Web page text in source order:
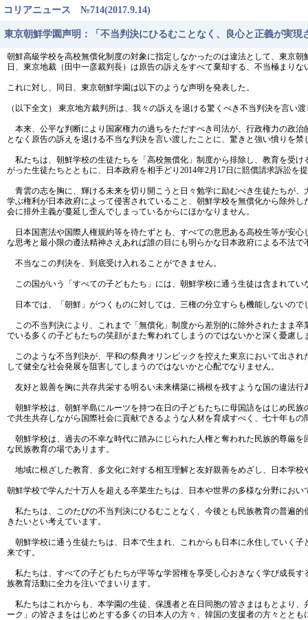
コリアニュース №714(2017.9.14)
東京朝鮮学園声明：「不当判決にひるむことなく、良心と正義が実現
朝鮮高級学校を高校無償化制度の対象に指定しなかったのは違法として、東京
日、東京地裁（田中一彦裁判長）は原告の訴えをすべて棄却する、不当極まりな
これに対し、同日、東京朝鮮学園は以下のような声明を発表した。
（以下全文） 東京地方裁判所は、我々の訴えを退ける驚くべき不当判決を言い
本来、公平な判断により国家権力の過ちをただすべき司法が、行政権力の政
となく原告の訴えを退ける不当な判決を言い渡したことに、驚きと強い憤りを禁
私たちは、朝鮮学校の生徒たちを「高校無償化」制度から排除し、教育を受
がった生徒たちとともに、日本政府を相手どり2014年2月17日に賠償請求訴訟
青雲の志を胸に、輝ける未来を切り開こうと日々勉学に励むべき生徒たちが
学ぶ権利が日本政府によって侵害されていること、朝鮮学校を無償化から除外
会に排外主義が蔓延し歪んでしまっているからにほかなりません。
日本国憲法や国際人権規約等を待たずとも、すべての意思ある高校生等が安
な思考と最小限の遵法精神さえあれば誰の目にも明らかな日本政府による不法
不当なこの判決を、到底受け入れることができません。
この国がいう「すべての子どもたち」には、朝鮮学校に通う生徒は含まれてい
日本では、「朝鮮」がつくものに対しては、三権の分立すらも機能しないので
この不当判決により、これまで「無償化」制度から差別的に除外されたまま
でいる多くの子どもたちの笑顔がまた奪われてしまうのではないかと深く憂慮し
このような不当判決が、平和の祭典オリンピックを控えた東京において出さ
して健全な社会発展を阻害してしまうのではないかと心配でなりません。
友好と親善を胸に共存共栄する明るい未来構築に禍根を残すような国の違法
朝鮮学校は、朝鮮半島にルーツを持つ在日の子どもたちに母国語をはじめ民
で共生共存しながら国際社会に貢献できるような人材を育成すべく、七十年も
朝鮮学校は、過去の不幸な時代に踏みにじられた人権と奪われた民族的尊厳
な民族教育の場であります。
地域に根ざした教育、多文化に対する相互理解と友好親善をめざし、日本学
朝鮮学校で学んだ十万人を超える卒業生たちは、日本や世界の多様な分野にお
私たちは、このたびの不当判決にひるむことなく、今後とも民族教育の普遍
きたいとい考えています。
朝鮮学校に通う生徒たちは、日本で生まれ、これからも日本に永住していく
来です。
私たちは、すべての子どもたちが平等な学習権を享受し心おきなく学び成長
族教育活動に全力を注いでまいります。
私たちはこれからも、本学園の生徒、保護者と在日同胞の皆さまはもとより
ーク」の皆さまをはじめとする多くの日本人の方々、韓国の支援者の方々とと